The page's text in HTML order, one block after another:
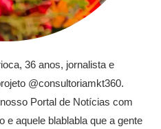
36 anos, jornalista e
@consultoriamkt360.
Portal de Notícias com
e aquele blablabla que a gente